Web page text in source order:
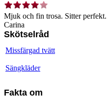
Mjuk och fin trosa. Sitter perfekt.
Carina
Skötselråd
Missfärgad tvätt
Sängkläder
Fakta om